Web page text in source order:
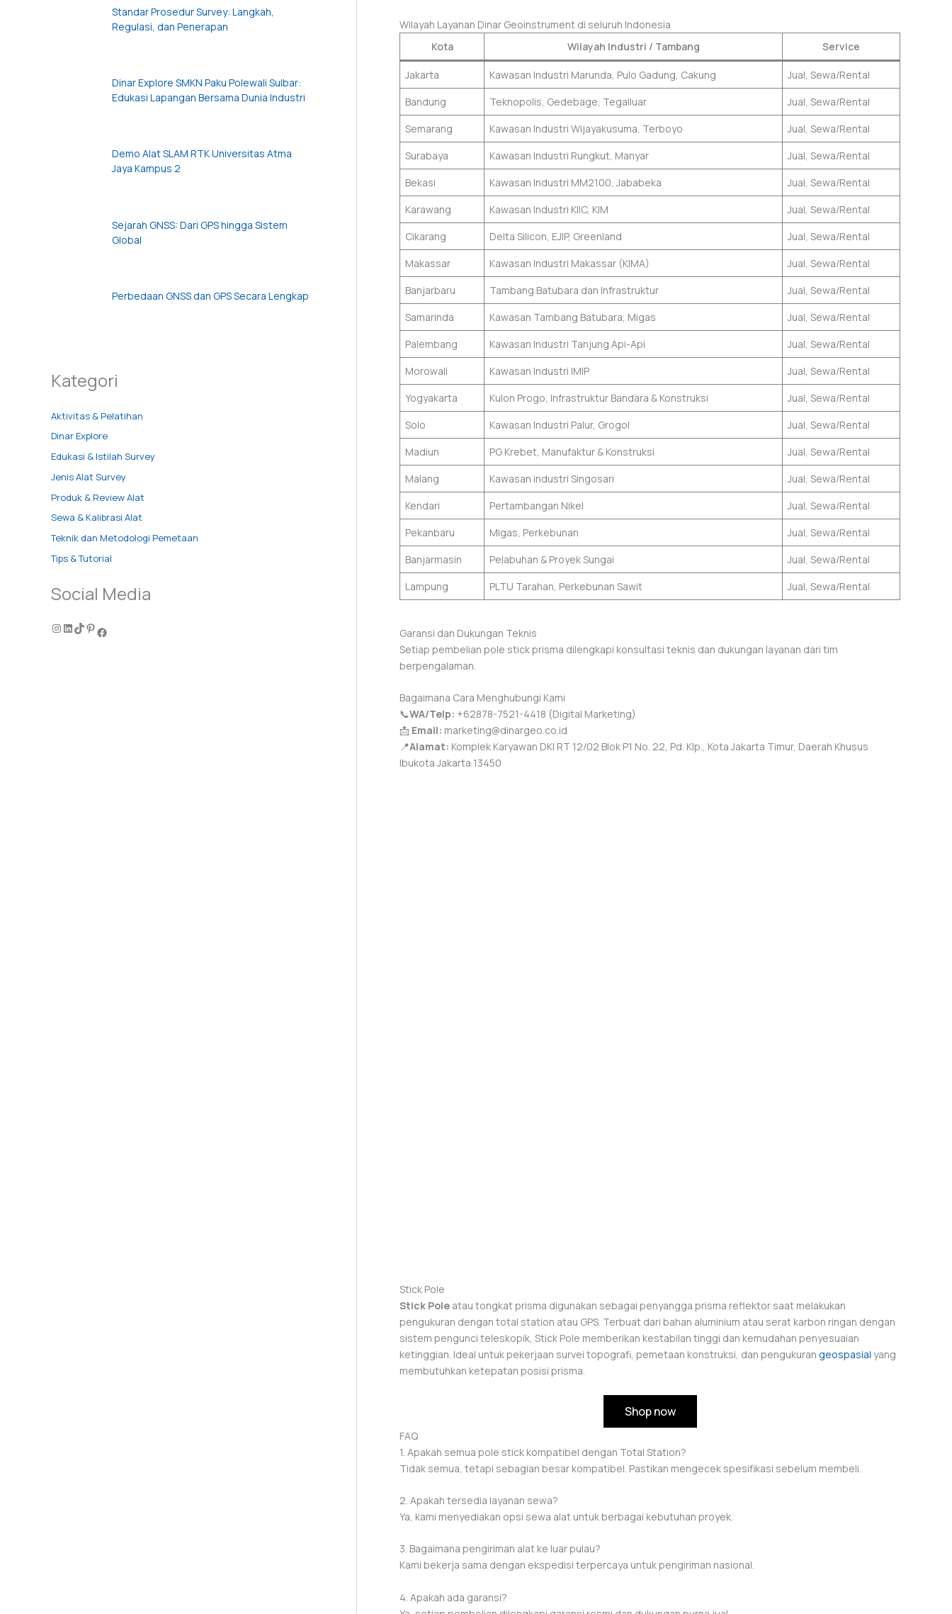
Standar Prosedur Survey: Langkah,
Regulasi, dan Penerapan
Dinar Explore SMKN Paku Polewali Sulbar:
Edukasi Lapangan Bersama Dunia Industri
Demo Alat SLAM RTK Universitas Atma
Jaya Kampus 2
Sejarah GNSS: Dari GPS hingga Sistem
Global
Perbedaan GNSS dan GPS Secara Lengkap
Kategori
Aktivitas & Pelatihan
Dinar Explore
Edukasi & Istilah Survey
Jenis Alat Survey
Produk & Review Alat
Sewa & Kalibrasi Alat
Teknik dan Metodologi Pemetaan
Tips & Tutorial
Social Media
Wilayah Layanan Dinar Geoinstrument di seluruh Indonesia
Kota
Wilayah Industri / Tambang Service
Jakarta Kawasan Industri Marunda, Pulo Gadung, Cakung
Jual, Sewa/Rental
Bandung
Teknopolis, Gedebage, Tegalluar
Jual, Sewa/Rental
Semarang
Kawasan Industri Wijayakusuma, Terboyo
Jual, Sewa/Rental
Surabaya
Kawasan Industri Rungkut, Manyar
Jual, Sewa/Rental
Bekasi
Kawasan Industri MM2100, Jababeka
Jual, Sewa/Rental
Karawang
Kawasan Industri KIIC, KIM
Jual, Sewa/Rental
Cikarang
Delta Silicon, EJIP, Greenland
Jual, Sewa/Rental
Makassar
Kawasan Industri Makassar (KIMA)
Jual, Sewa/Rental
Banjarbaru
Tambang Batubara dan Infrastruktur
Jual, Sewa/Rental
Samarinda
Kawasan Tambang Batubara, Migas
Jual, Sewa/Rental
Palembang
Kawasan Industri Tanjung Api-Api
Jual, Sewa/Rental
Morowali
Kawasan Industri IMIP
Jual, Sewa/Rental
Yogyakarta
Kulon Progo, Infrastruktur Bandara & Konstruksi
Jual, Sewa/Rental
Solo
Kawasan Industri Palur, Grogol
Jual, Sewa/Rental
Madiun
PG Krebet, Manufaktur & Konstruksi
Jual, Sewa/Rental
Malang
Kawasan industri Singosari
Jual, Sewa/Rental
Kendari
Pertambangan Nikel
Jual, Sewa/Rental
Pekanbaru
Migas, Perkebunan
Jual, Sewa/Rental
Banjarmasin
Pelabuhan & Proyek Sungai
Jual, Sewa/Rental
Lampung
PLTU Tarahan, Perkebunan Sawit Jual, Sewa/Rental
Garansi dan Dukungan Teknis
Setiap pembelian pole stick prisma dilengkapi konsultasi teknis dan dukungan layanan dari tim
berpengalaman.
Bagaimana Cara Menghubungi Kami
📞WA/Telp: +62878-7521-4418 (Digital Marketing)
📩 Email: marketing@dinargeo.co.id
📍Alamat: Komplek Karyawan DKI RT 12/02 Blok P1 No. 22, Pd. Klp., Kota Jakarta Timur, Daerah Khusus
Ibukota Jakarta 13450
Stick Pole
Stick Pole atau tongkat prisma digunakan sebagai penyangga prisma reflektor saat melakukan
pengukuran dengan total station atau GPS. Terbuat dari bahan aluminium atau serat karbon ringan dengan
sistem pengunci teleskopik, Stick Pole memberikan kestabilan tinggi dan kemudahan penyesuaian
ketinggian. Ideal untuk pekerjaan survei topografi, pemetaan konstruksi, dan pengukuran geospasial yang
membutuhkan ketepatan posisi prisma.
Shop now
FAQ
1. Apakah semua pole stick kompatibel dengan Total Station?
Tidak semua, tetapi sebagian besar kompatibel. Pastikan mengecek spesifikasi sebelum membeli.
2. Apakah tersedia layanan sewa?
Ya, kami menyediakan opsi sewa alat untuk berbagai kebutuhan proyek.
3. Bagaimana pengiriman alat ke luar pulau?
Kami bekerja sama dengan ekspedisi terpercaya untuk pengiriman nasional.
4. Apakah ada garansi?